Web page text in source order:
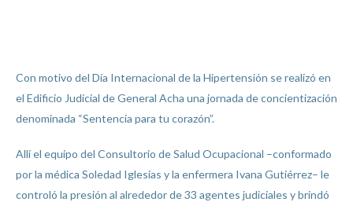
Con motivo del Día Internacional de la Hipertensión se realizó en
el Edificio Judicial de General Acha una jornada de concientización
denominada “Sentencia para tu corazón”.
Allí el equipo del Consultorio de Salud Ocupacional –conformado
por la médica Soledad Iglesias y la enfermera Ivana Gutiérrez– le
controló la presión al alrededor de 33 agentes judiciales y brindó